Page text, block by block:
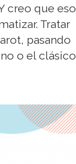
creo que eso
Tratar
pasando
o el clásico